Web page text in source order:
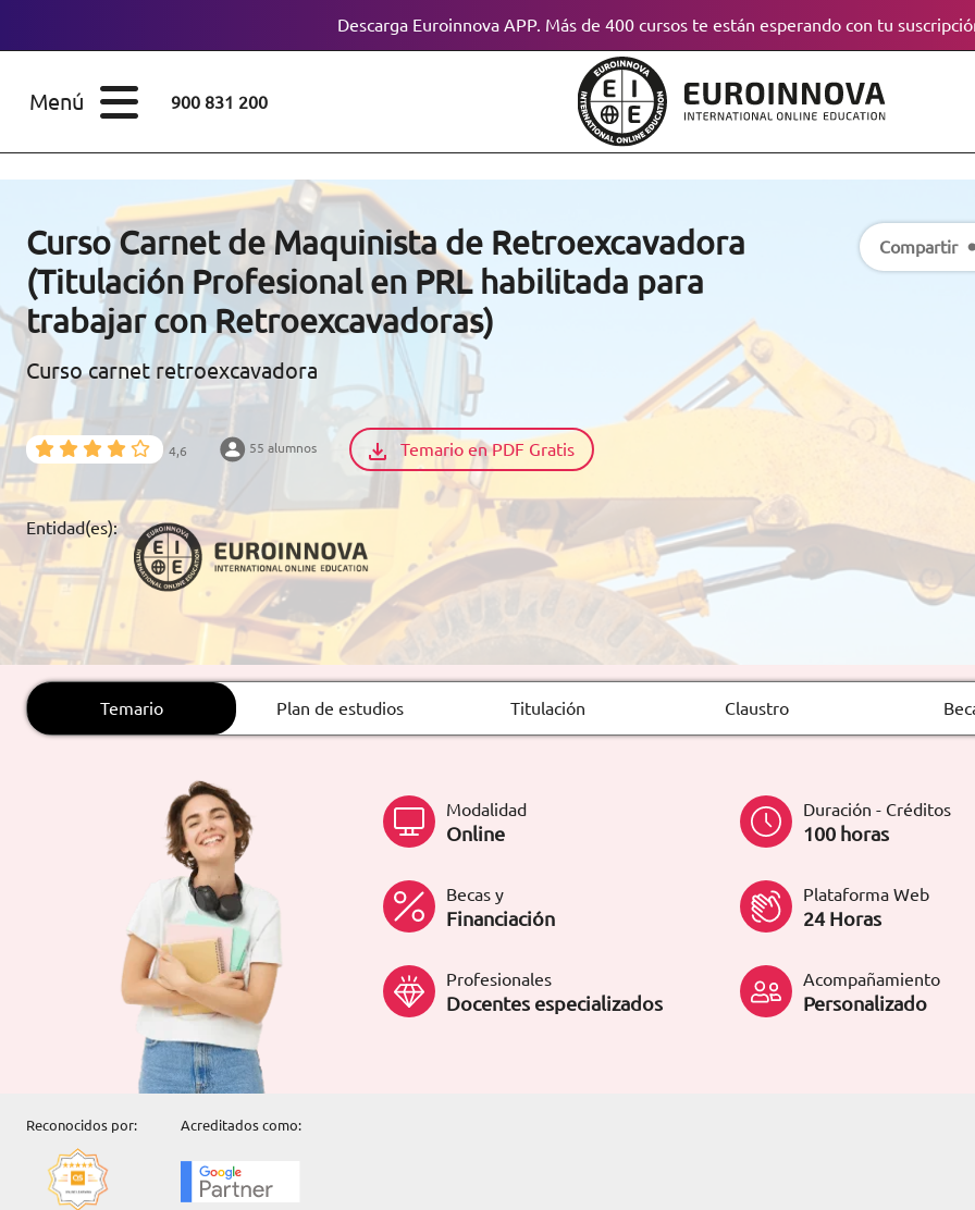
Descarga Euroinnova APP. Más de 400 cursos te están esperando con tu
Menú 900 831 200
CONOCE EUROINNOVA
BECAS Y
FINANCIACIÓN
RECURSOS
EDUCATIVOS
ARTÍCULOS
ORIENTACIÓN
LABORAL
CONTACTO
(+34)958 050 200(gratuito en
formacion@euroinnova.com
TRABAJA CON NOSOTROS
ESTUDIOS
Licenciaturas
Doctorados
Maestría
Diplomados
Certificados de
Curso Carnet de Maquinista de Retroexcavadora
(Titulación Profesional en PRL habilitada para
trabajar con Retroexcavadoras)
Curso carnet retroexcavadora
4,6 55 alumnos Temario en PDF Gratis
Entidad(es):
Compartir
Temario Plan de estudios Titulación Claustro
Modalidad
Online
Duración - Créditos
100 horas
Becas y
Financiación
Plataforma Web
24 Horas
Profesionales
Docentes especializados
Acompañamiento
Personalizado
Reconocidos por: Acreditados como: